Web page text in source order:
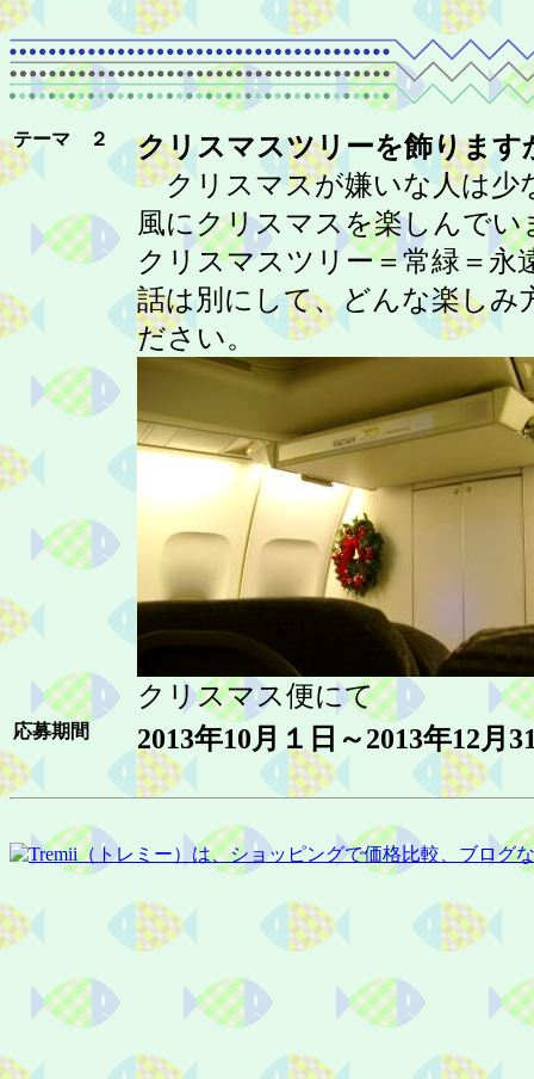
テーマ ２
クリスマスツリーを飾ります
クリスマスが嫌いな人は少
風にクリスマスを楽しんでい
クリスマスツリー＝常緑＝永
話は別にして、どんな楽しみ
ださい。
クリスマス便にて
応募期間 2013年10月１日～2013年12月